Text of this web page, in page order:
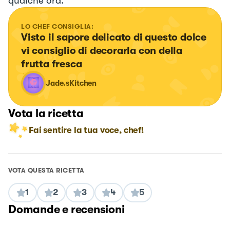
LO CHEF CONSIGLIA:
Visto il sapore delicato di questo dolce
vi consiglio di decorarla con della
frutta fresca
Jade.sKitchen
Vota la ricetta
Fai sentire la tua voce, chef!
VOTA QUESTA RICETTA
1 2 3 4 5
Domande e recensioni